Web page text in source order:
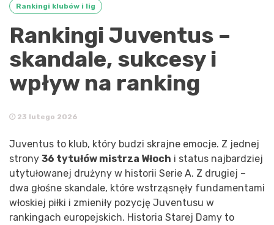
Rankingi klubów i lig
Rankingi Juventus –
skandale, sukcesy i
wpływ na ranking
23 lutego 2026
Juventus to klub, który budzi skrajne emocje. Z jednej
strony 36 tytułów mistrza Włoch i status najbardziej
utytułowanej drużyny w historii Serie A. Z drugiej –
dwa głośne skandale, które wstrząsnęły fundamentami
włoskiej piłki i zmieniły pozycję Juventusu w
rankingach europejskich. Historia Starej Damy to